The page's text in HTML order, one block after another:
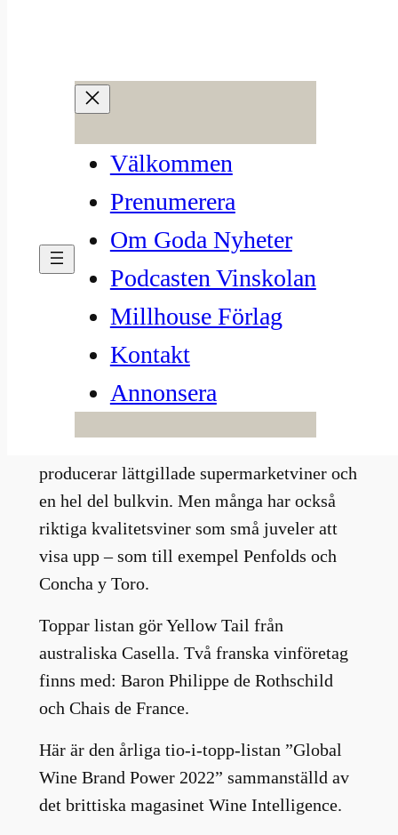
Välkommen
Prenumerera
Om Goda Nyheter
Podcasten Vinskolan
Millhouse Förlag
Kontakt
Annonsera
USA och Australien
dominerar bland
vinvärldens mäktigaste
varumärken
jun 14, 2022—avMillhouse
Nyhetsbrev, Vinvärlden
Ingen är väl direkt förvånad över att de
producerar lättgillade supermarketviner och
en hel del bulkvin. Men många har också
riktiga kvalitetsviner som små juveler att
visa upp – som till exempel Penfolds och
Concha y Toro.
Toppar listan gör Yellow Tail från
australiska Casella. Två franska vinföretag
finns med: Baron Philippe de Rothschild
och Chais de France.
Här är den årliga tio-i-topp-listan ”Global
Wine Brand Power 2022” sammanställd av
det brittiska magasinet Wine Intelligence.